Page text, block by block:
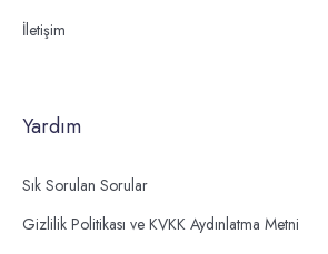
İletişim
Yardım
Sık Sorulan Sorular
Gizlilik Politikası ve KVKK Aydınlatma Metni